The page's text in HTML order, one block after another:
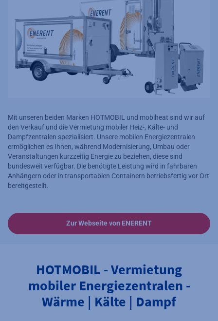
Mit unseren beiden Marken HOTMOBIL und mobiheat sind wir auf
den Verkauf und die Vermietung mobiler Heiz-, Kälte- und
Dampfzentralen spezialisiert. Unsere mobilen Energiezentralen
ermöglichen es Ihnen, während Modernisierung, Umbau oder
Veranstaltungen kurzzeitig Energie zu beziehen, diese sind
bundesweit verfügbar. Die benötigte Leistung wird in fahrbaren
Anhängern oder in transportablen Containern betriebsfertig vor Ort
bereitgestellt.
Zur Webseite von ENERENT
HOTMOBIL - Vermietung
mobiler Energiezentralen -
Wärme | Kälte | Dampf